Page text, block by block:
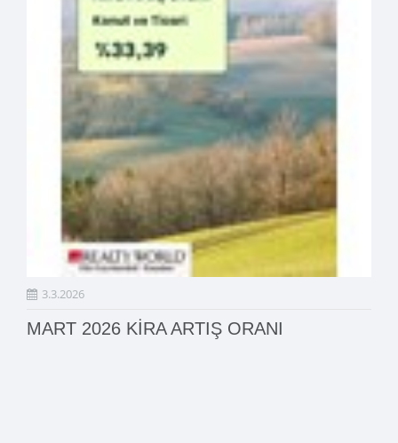
3.3.2026
MART 2026 KİRA ARTIŞ ORANI